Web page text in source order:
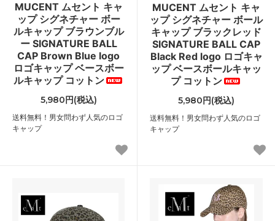
MUCENT ムセント キャ
ップ シグネチャー ボー
ルキャップ ブラウンブル
ー SIGNATURE BALL
CAP Brown Blue logo
ロゴキャップ ベースボー
ルキャップ コットン
5,980円(税込)
送料無料！男女問わず人気のロゴ
キャップ
MUCENT ムセント キャ
ップ シグネチャー ボール
キャップ ブラックレッド
SIGNATURE BALL CAP
Black Red logo ロゴキャ
ップ ベースボールキャッ
プ コットン
5,980円(税込)
送料無料！男女問わず人気のロゴ
キャップ